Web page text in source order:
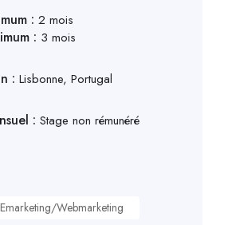
:2 mois
: 3 mois
:Lisbonne, Portugal
:Stage non rémunéré
Emarketing/Webmarketing